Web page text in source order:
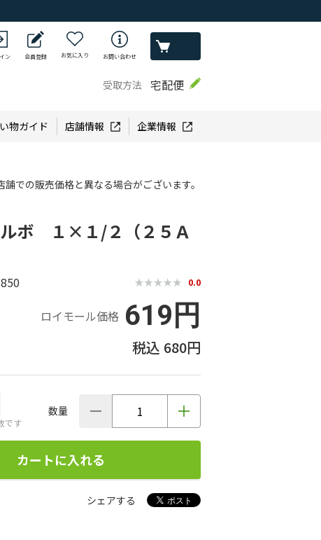
ン 会員登録 お気に入り お問い合わせ
受取方法 宅配便
物ガイド 店舗情報 企業情報
での販売価格と異なる場合がございます。
ルボ １×１/２（２５Ａ
0.0
ロイモール価格 619円
680円
です
数量
カートに入れる
シェアする